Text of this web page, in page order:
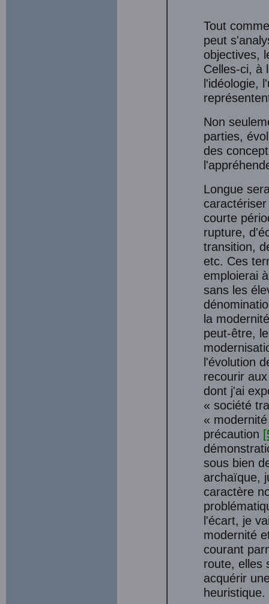
Tout
peut
objectives,
Celles-ci, à
l'idéologie,
Non
parties,
des
Longue
courte
rupture,
transition,
etc. Ces
emploierai
sans les
la
peut-être,
l'évolution
recourir
dont j'ai
« société
«
précaution
sous bien
archaïque,
caractère
l'écart, je
modernité
courant
route, elles
acquérir
heuristique.